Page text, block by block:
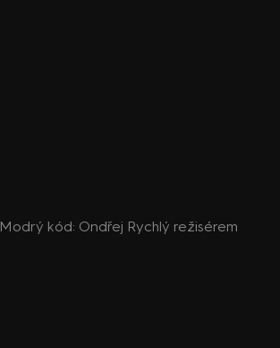
Modrý kód: Ondřej Rychlý režisérem